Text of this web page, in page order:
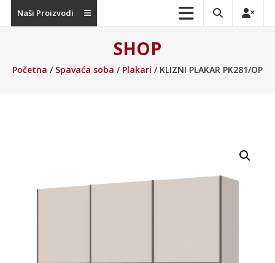
Naši Proizvodi
SHOP
Početna / Spavaća soba / Plakari / KLIZNI PLAKAR PK281/OP